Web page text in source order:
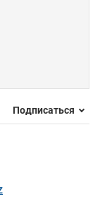
Подписаться